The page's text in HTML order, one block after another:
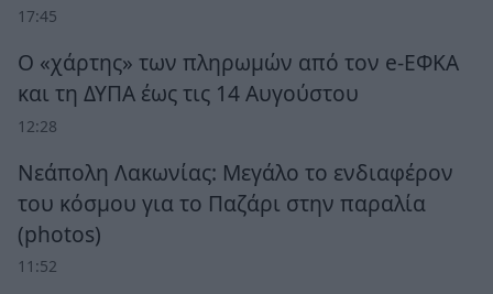
17:45
Ο «χάρτης» των πληρωμών από τον e-ΕΦΚΑ
και τη ΔΥΠΑ έως τις 14 Αυγούστου
12:28
Νεάπολη Λακωνίας: Μεγάλο το ενδιαφέρον
του κόσμου για το Παζάρι στην παραλία
(photos)
11:52